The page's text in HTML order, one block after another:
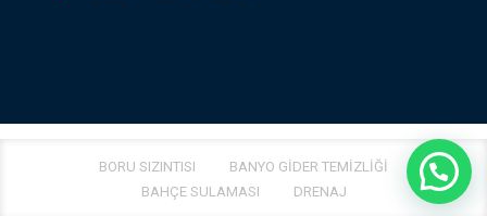
BORU SIZINTISI
BANYO GIDER TEMIZLIĞI
BAHÇE SULAMASI
DRENAJ